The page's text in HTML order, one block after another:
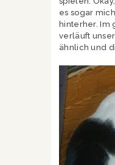
es sogar
hinterher. Im
verläuft
ähnlich und